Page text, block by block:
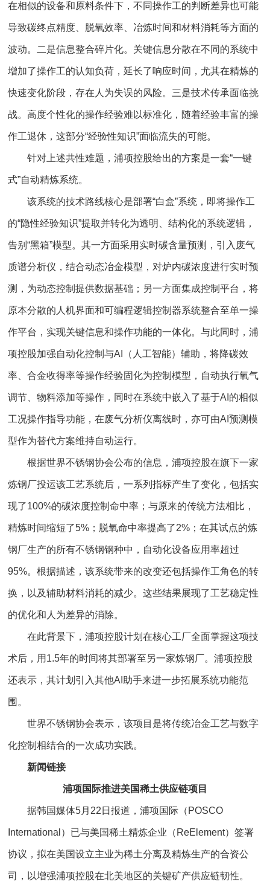
在相似的设备和原料条件下，不同操作工的判断差异也可能
导致碳终点精度、脱氧效率、冶炼时间和材料消耗等方面的
波动。二是信息整合碎片化。关键信息分散在不同的系统中
增加了操作工的认知负荷，延长了响应时间，尤其在精炼的
快速变化阶段，存在人为失误的风险。三是技术传承面临挑
战。高度个性化的操作经验难以标准化，随着经验丰富的操
作工退休，这部分“经验性知识”面临流失的可能。
针对上述共性难题，浦项控股给出的方案是一套“一键
式”自动精炼系统。
该系统的技术路线核心是部署“白盒”系统，即将操作工
的“隐性经验知识”提取并转化为透明、结构化的系统逻辑，
告别“黑箱”模型。其一方面采用实时碳含量预测，引入废气
质谱分析仪，结合动态冶金模型，对炉内碳浓度进行实时预
测，为动态控制提供数据基础；另一方面集成控制平台，将
原本分散的人机界面和可编程逻辑控制器系统整合至单一操
作平台，实现关键信息和操作功能的一体化。与此同时，浦
项控股加强自动化控制与AI（人工智能）辅助，将降碳效
率、合金收得率等操作经验固化为控制模型，自动执行氧气
调节、物料添加等操作，同时在系统中嵌入了基于AI的相似
工况操作指导功能，在废气分析仪离线时，亦可由AI预测模
型作为替代方案维持自动运行。
根据世界不锈钢协会公布的信息，浦项控股在旗下一家
炼钢厂投运该工艺系统后，一系列指标产生了变化，包括实
现了100%的碳浓度控制命中率；与原来的传统方法相比，
精炼时间缩短了5%；脱氧命中率提高了2%；在其试点的炼
钢厂生产的所有不锈钢钢种中，自动化设备应用率超过
95%。根据描述，该系统带来的改变还包括操作工角色的转
换，以及辅助材料消耗的减少。这些结果展现了工艺稳定性
的优化和人为差异的消除。
在此背景下，浦项控股计划在核心工厂全面掌握这项技
术后，用1.5年的时间将其部署至另一家炼钢厂。浦项控股
还表示，其计划引入其他AI助手来进一步拓展系统功能范
围。
世界不锈钢协会表示，该项目是将传统冶金工艺与数字
化控制相结合的一次成功实践。
新闻链接
浦项国际推进美国稀土供应链项目
据韩国媒体5月22日报道，浦项国际（POSCO
International）已与美国稀土精炼企业（ReElement）签署
协议，拟在美国设立主业为稀土分离及精炼生产的合资公
司，以增强浦项控股在北美地区的关键矿产供应链韧性。